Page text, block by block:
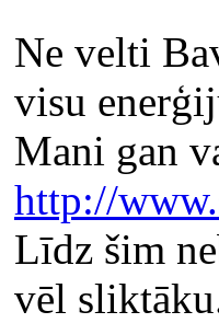
Ne velti
visu
Mani gan
http://
Līdz šim
vēl